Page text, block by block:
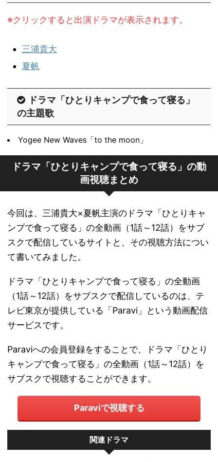
※クリックすると出演ドラマが表示されます。
三浦貴大
夏帆
ドラマ「ひとりキャンプで食って寝る」
の主題歌
Yogee New Waves「to the moon」
ドラマ「ひとりキャンプで食って寝る」の動
画視聴まとめ
今回は、三浦貴大×夏帆主演のドラマ「ひとりキャ
ンプで食って寝る」の全動画（1話～12話）をサブ
スクで配信しているサイトと、その視聴方法につい
て書いてみました。
ドラマ「ひとりキャンプで食って寝る」の全動画
（1話～12話）をサブスクで配信しているのは、テ
レビ東京が提供している「Paravi」という動画配信
サービスです。
Paraviへの会員登録をすることで、ドラマ「ひとり
キャンプで食って寝る」の全動画（1話～12話）を
サブスクで視聴することができます。
Paraviで視聴する
関連ドラマ